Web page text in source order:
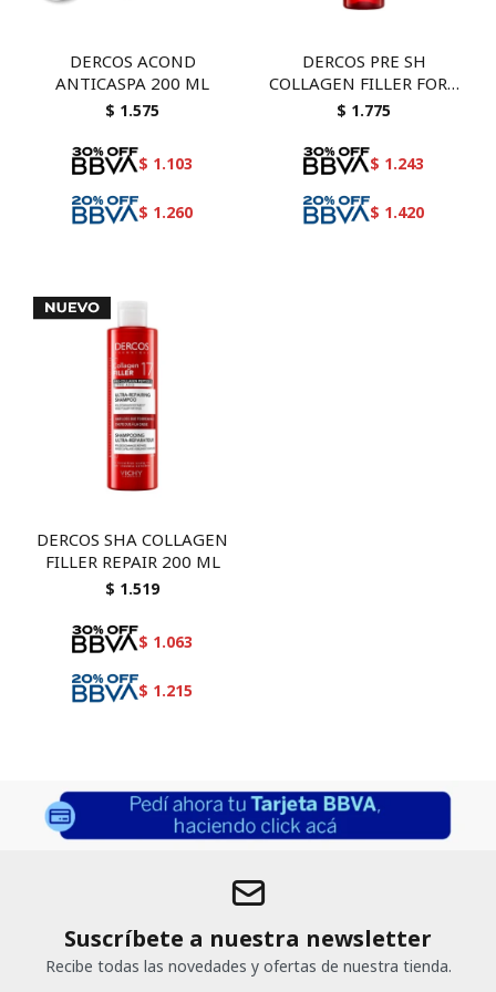
DERCOS ACOND
ANTICASPA 200 ML
$ 1.575
$ 1.103
$ 1.260
DERCOS PRE SH
COLLAGEN FILLER FORT
150
$ 1.775
$ 1.243
$ 1.420
DERCOS SHA COLLAGEN
FILLER REPAIR 200 ML
$ 1.519
$ 1.063
$ 1.215
Suscríbete a nuestra newsletter
Recibe todas las novedades y ofertas de nuestra tienda.